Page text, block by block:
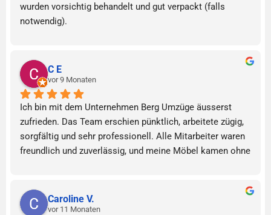
wurden vorsichtig behandelt und gut verpackt (falls
notwendig).
C E
vor 9 Monaten
Ich bin mit dem Unternehmen Berg Umzüge äusserst
zufrieden. Das Team erschien pünktlich, arbeitete zügig,
sorgfältig und sehr professionell. Alle Mitarbeiter waren
freundlich und zuverlässig, und meine Möbel kamen ohne
gewonnen.Herzlichen Dank nochmals für die
hervorragende Arbeit.
Caroline V.
vor 11 Monaten